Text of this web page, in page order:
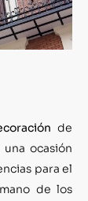
de
una ocasión
para el
de los